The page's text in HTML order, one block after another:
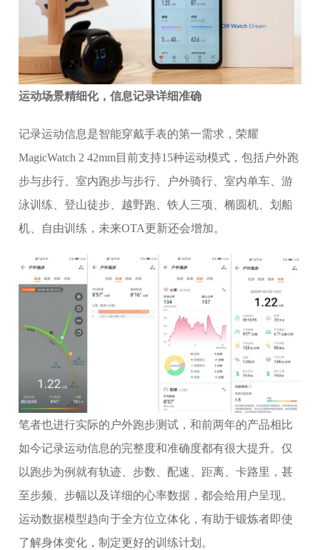
运动场景精细化，信息记录详细准确
记录运动信息是智能穿戴手表的第一需求，荣耀
MagicWatch 2 42mm目前支持15种运动模式，包括户外跑
步与步行、室内跑步与步行、户外骑行、室内单车、游
泳训练、登山徒步、越野跑、铁人三项、椭圆机、划船
机、自由训练，未来OTA更新还会增加。
笔者也进行实际的户外跑步测试，和前两年的产品相比
如今记录运动信息的完整度和准确度都有很大提升。仅
以跑步为例就有轨迹、步数、配速、距离、卡路里，甚
至步频、步幅以及详细的心率数据，都会给用户呈现。
运动数据模型趋向于全方位立体化，有助于锻炼者即使
了解身体变化，制定更好的训练计划。